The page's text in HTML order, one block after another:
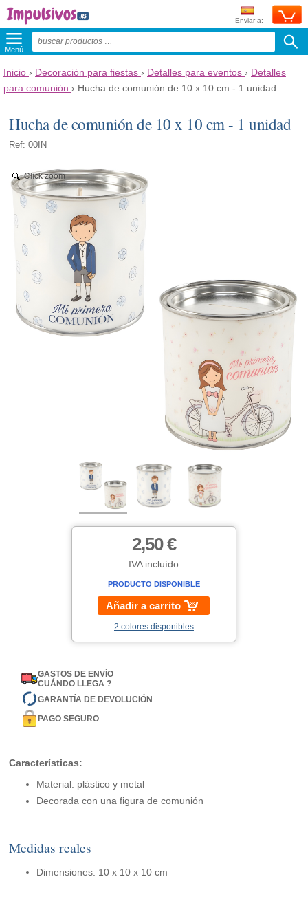
Enviar a:
Menú
Inicio › Decoración para fiestas › Detalles para eventos › Detalles
para comunión › Hucha de comunión de 10 x 10 cm - 1 unidad
Hucha de comunión de 10 x 10 cm - 1 unidad
Ref: 00IN
Click zoom
2,50 €
IVA incluído
PRODUCTO DISPONIBLE
Añadir a carrito
2 colores disponibles
GASTOS DE ENVÍO
CUÁNDO LLEGA ?
GARANTÍA DE DEVOLUCIÓN
PAGO SEGURO
Características:
Material: plástico y metal
Decorada con una figura de comunión
Medidas reales
Dimensiones: 10 x 10 x 10 cm